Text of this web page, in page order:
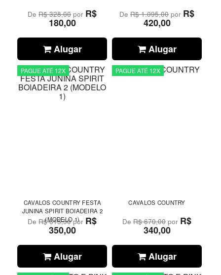
DeR$ 328,00por R$
180,00
Alugar
DeR$ 1.095,00 por R$
420,00
Alugar
PAGUE ATÉ 12X
CAVALOS COUNTRY FESTA
JUNINA SPIRIT BOIADEIRA 2
(MODELO 1)
DeR$ 615,50por R$
350,00
Alugar
PAGUE ATÉ 12X
CAVALOS COUNTRY
DeR$ 670,00 por R$
340,00
Alugar